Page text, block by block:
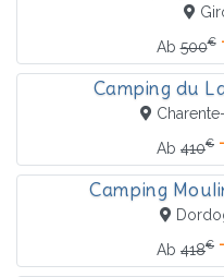
Ab500€
Camping du
Ab 410€
Camping
Ab 418€